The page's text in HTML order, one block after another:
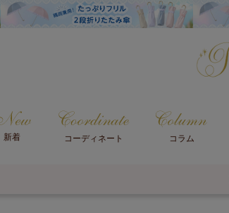
新着 コーディネート コラム